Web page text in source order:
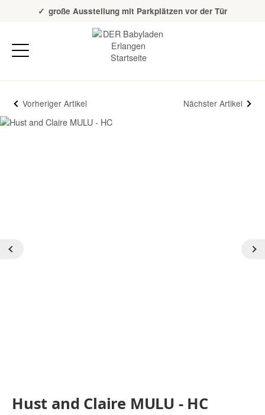
Über 20 Jahre Erfahrung
große Ausstellung mit Parkplätzen vor der Tür
Vorheriger Artikel Nächster Artikel
Hust and Claire MULU - HC